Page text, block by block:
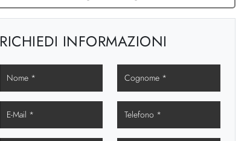
RICHIEDI INFORMAZIONI